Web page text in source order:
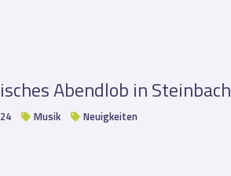
Abendlob in Steinbach
Musik Neuigkeiten